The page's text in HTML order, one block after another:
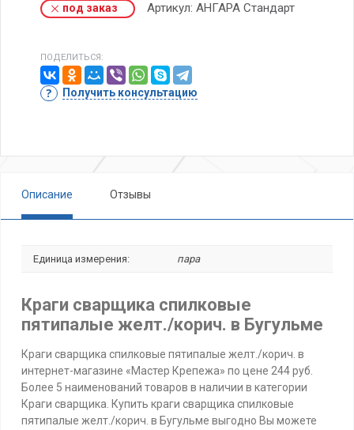
под заказ Артикул: АНГАРА Стандарт
ПОДЕЛИТЬСЯ:
Получить консультацию
Описание Отзывы
Единица измерения: пара
Краги сварщика спилковые
пятипалые желт./корич. в Бугульме
Краги сварщика спилковые пятипалые желт./корич. в
интернет-магазине «Мастер Крепежа» по цене 244 руб.
Более 5 наименований товаров в наличии в категории
Краги сварщика. Купить краги сварщика спилковые
пятипалые желт./корич. в Бугульме выгодно Вы можете